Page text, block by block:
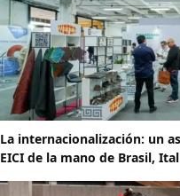
La internacionalización: un
EICI de la mano de Brasil,